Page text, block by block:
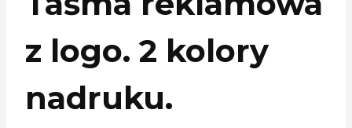
z logo. 2 kolory
nadruku.